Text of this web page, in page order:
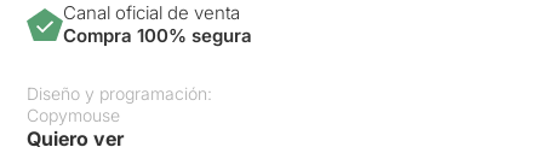
Canal oficial de venta
Compra 100% segura
Diseño y programación:
Copymouse
Quiero ver